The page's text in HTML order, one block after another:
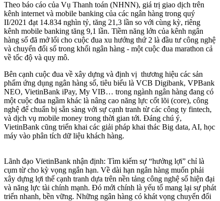
Theo báo cáo của Vụ Thanh toán (NHNN), giá trị giao dịch trên
kênh internet và mobile banking của các ngân hàng trong quý
II/2021 đạt 14.834 nghìn tỷ, tăng 21,3 lần so với cùng kỳ, riêng
kênh mobile banking tăng 9,1 lần. Tiềm năng lớn của kênh ngân
hàng số đã mở lối cho cuộc đua xu hướng thứ 2 là đầu tư công nghệ
và chuyển đổi số trong khối ngân hàng - một cuộc đua marathon cả
về tốc độ và quy mô.
Bên cạnh cuộc đua về xây dựng và định vị thương hiệu các sản
phẩm ứng dụng ngân hàng số, tiêu biểu là VCB Digibank, VPBank
NEO, VietinBank iPay, My VIB… trong ngành ngân hàng đang có
một cuộc đua ngầm khác là nâng cao năng lực cốt lõi (core), công
nghệ để chuẩn bị sẵn sàng với sự cạnh tranh từ các công ty fintech,
và dịch vụ mobile money trong thời gian tới. Đáng chú ý,
VietinBank cũng triển khai các giải pháp khai thác Big data, AI, học
máy vào phân tích dữ liệu khách hàng.
Lãnh đạo VietinBank nhận định: Tìm kiếm sự “hưởng lợi” chỉ là
cụm từ cho kỳ vọng ngắn hạn. Về dài hạn ngân hàng muốn phải
xây dựng lợi thế cạnh tranh dựa trên nền tảng công nghệ số hiện đại
và năng lực tài chính mạnh. Đó mới chính là yếu tố mang lại sự phát
triển nhanh, bền vững. Những ngân hàng có khát vọng chuyển đổi